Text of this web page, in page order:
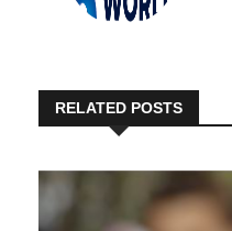
RELATED POSTS